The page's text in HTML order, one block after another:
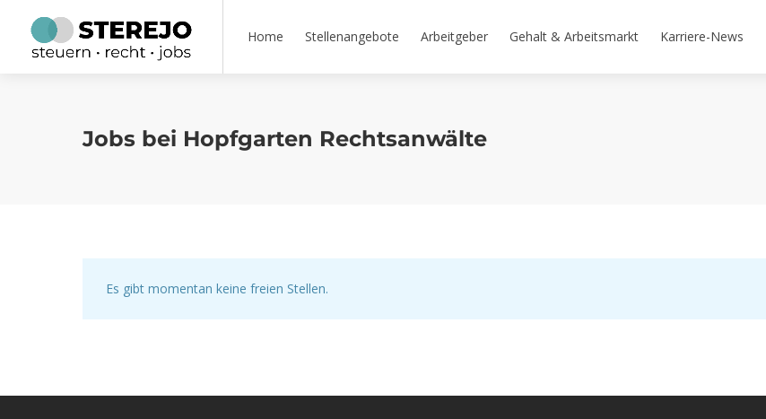
Home Stellenangebote Arbeitgeber Gehalt & Arbeitsmarkt Karriere-News
Jobs bei Hopfgarten Rechtsanwälte
Es gibt momentan keine freien Stellen.